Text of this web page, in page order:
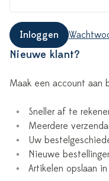
Inloggen
Nieuwe klant?
Maak een account aan
Sneller af te
Meerdere
Uw
Nieuwe
Artikelen opslaan